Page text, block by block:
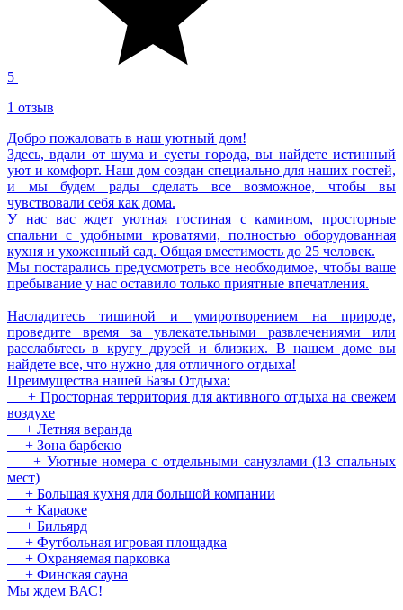
5
1 отзыв
Добро пожаловать в наш уютный дом!
Здесь, вдали от шума и суеты города, вы найдете истинный
уют и комфорт. Наш дом создан специально для наших гостей,
и мы будем рады сделать все возможное, чтобы вы
чувствовали себя как дома.
У нас вас ждет уютная гостиная с камином, просторные
спальни с удобными кроватями, полностью оборудованная
кухня и ухоженный сад. Общая вместимость до 25 человек.
Мы постарались предусмотреть все необходимое, чтобы ваше
пребывание у нас оставило только приятные впечатления.
Насладитесь тишиной и умиротворением на природе,
проведите время за увлекательными развлечениями или
расслабьтесь в кругу друзей и близких. В нашем доме вы
найдете все, что нужно для отличного отдыха!
Преимущества нашей Базы Отдыха:
+ Просторная территория для активного отдыха на свежем
воздухе
+ Летняя веранда
+ Зона барбекю
+ Уютные номера с отдельными санузлами (13 спальных
мест)
+ Большая кухня для большой компании
+ Караоке
+ Бильярд
+ Футбольная игровая площадка
+ Охраняемая парковка
+ Финская сауна
Мы ждем ВАС!